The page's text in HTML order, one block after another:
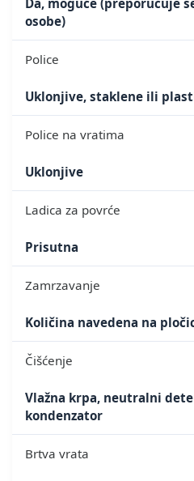
osobe)
Police
Uklonjive, staklene ili
Police na vratima
Uklonjive
Ladica za povrće
Prisutna
Zamrzavanje
Količina navedena na
Čišćenje
Vlažna krpa, neutralni
kondenzator
Brtva vrata